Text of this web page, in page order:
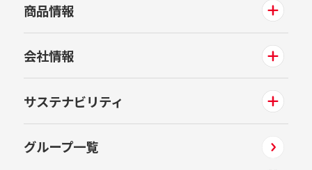
商品情報
会社情報
サステナビリティ
グループ一覧